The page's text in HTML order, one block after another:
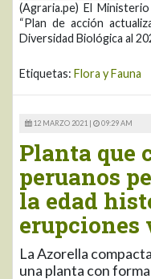
(Agraria.pe) El
“Plan de acción
Diversidad Biológica al
Etiquetas: Flora y Fauna
12 MARZO 2021 | 09:29 AM
Planta que
peruanos
la edad
erupciones
La Azorella
una planta con